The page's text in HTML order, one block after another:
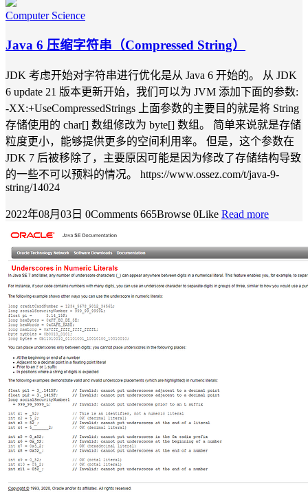
Computer Science
Java 6 压缩字符串（Compressed String）
JDK 考虑开始对字符串进行优化是从 Java 6 开始的。 从 JDK
6 update 21 版本更新开始，我们可以为 JVM 添加下面的参数:
-XX:+UseCompressedStrings 上面参数的主要目的就是将 String
存储使用的 char[] 数组修改为 byte[] 数组。 简单来说就是存储
粒度更小，能够提供更多的空间利用率。 但是，这个参数在
JDK 7 后被移除了，主要原因可能是因为修改了存储结构导致
的一些不可以预料的情况。 https://www.ossez.com/t/java-9-
string/14024
2022年08月03日 0Comments 665Browse 0Like Read more